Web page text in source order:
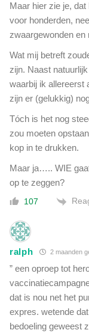
d
e
n
t
r
u
m
m
a
a
a
a
r
a
g
e
h
e
t
e
t
o
Maar hier zie je,
voor honderden,
zwaargewonden en
Wat mij betreft
zijn. Naast
waarbij ik allereerst
zijn er (gelukkig)
Tóch is het nog
zou moeten
kop in te drukken.
Maar ja….. WIE
op te zeggen?
107
ralph 2 maanden
” een oproep tot
dat is nou net het
expres. wetende
bedoeling geweest